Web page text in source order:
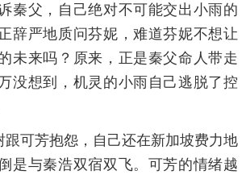
秦父，自己绝对不可能交出小雨的
辞严地质问芬妮，难道芬妮不想让
未来吗？原来，正是秦父命人带走
没想到，机灵的小雨自己逃脱了控
跟可芳抱怨，自己还在新加坡费力地
是与秦浩双宿双飞。可芳的情绪越